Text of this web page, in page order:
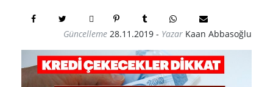
Güncelleme 28.11.2019 - Yazar Kaan Abbasoğlu